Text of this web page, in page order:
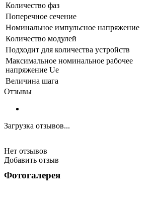
Количество фаз
Поперечное сечение
Номинальное импульсное напряжение
Количество модулей
Подходит для количества устройств
Максимальное номинальное рабочее
напряжение Ue
Величина шага
Отзывы
Загрузка отзывов...
Нет отзывов
Добавить отзыв
Фотогалерея